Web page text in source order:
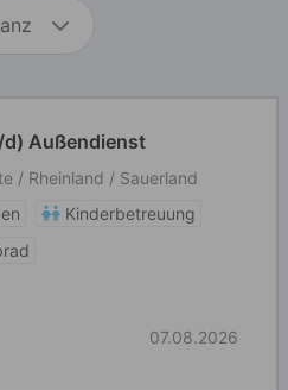
d) Außendienst
/ Rheinland / Sauerland
Kinderbetreuung
07.08.2026